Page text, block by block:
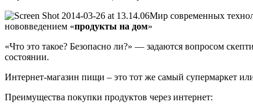
Мир современных
нововведением «продукты на дом»
«Что это такое? Безопасно ли?» — задаются вопросом
состоянии.
Интернет-магазин пищи – это тот же самый супермаркет
Преимущества покупки продуктов через интернет: